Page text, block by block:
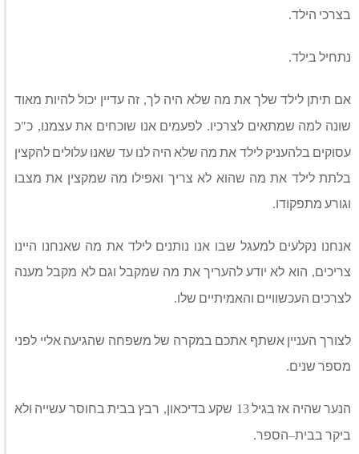
בצרכי הילד.
נתחיל בילד.
אם תיתן לילד שלך את מה שלא היה לך, זה עדיין יכול להיות מאוד
שונה למה שמתאים לצרכיו. לפעמים אנו שוכחים את עצמנו, כ"כ
עסוקים בלהעניק לילד את מה שלא היה לנו עד שאנו עלולים להקצין
בלתת לילד את מה שהוא לא צריך ואפילו מה שמקצין את מצבו
וגורע מתפקודו.
אנחנו נקלעים למעגל שבו אנו נותנים לילד את מה שאנחנו היינו
צריכים, הוא לא יודע להעריך את מה שמקבל וגם לא מקבל מענה
לצרכים העכשוויים והאמיתיים שלו.
לצורך העניין אשתף אתכם במקרה של משפחה שהגיעה אליי לפני
מספר שנים.
הנער שהיה אז בגיל13 שקע בדיכאון, רבץ בבית בחוסר עשייה ולא
ביקר בבית–הספר.